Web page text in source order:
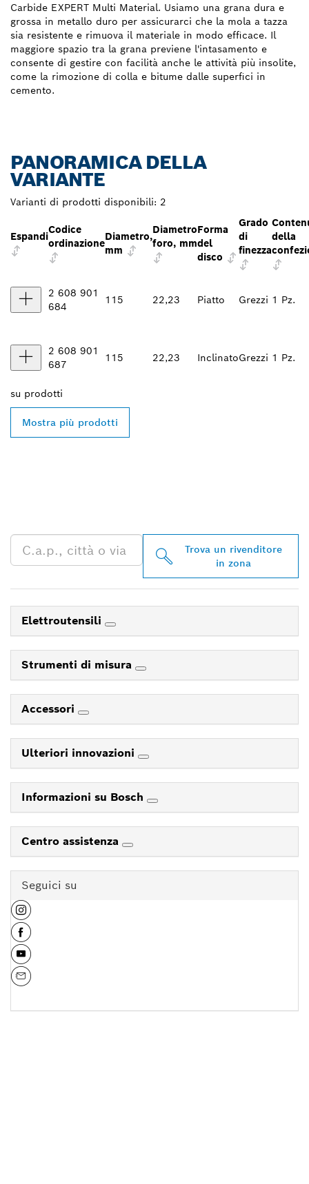
Carbide EXPERT Multi Material. Usiamo una grana dura e
grossa in metallo duro per assicurarci che la mola a tazza
sia resistente e rimuova il materiale in modo efficace. Il
maggiore spazio tra la grana previene l'intasamento e
consente di gestire con facilità anche le attività più insolite,
come la rimozione di colla e bitume dalle superfici in
cemento.
PANORAMICA DELLA
VARIANTE
Varianti di prodotti disponibili: 2
Espandi
Codice
ordinazione
Diametro,
mm
Diametro
foro, mm
Forma
del
disco
Grado
di
finezza
della
2 608 901
684
115 22,23 Piatto Grezzi 1 Pz.
2 608 901
687
115 22,23 InclinatoGrezzi 1 Pz.
su prodotti
Mostra più prodotti
Trova un rivenditore
in zona
Elettroutensili
Strumenti di misura
Accessori
Ulteriori innovazioni
Informazioni su Bosch
Centro assistenza
Seguici su